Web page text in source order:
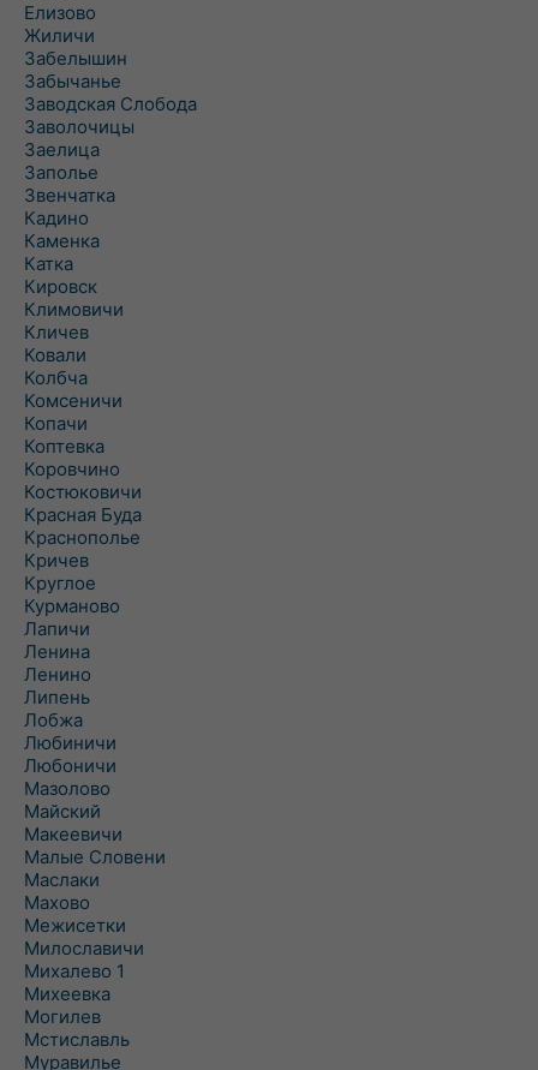
Елизово
Жиличи
Забелышин
Забычанье
Заводская Слобода
Заволочицы
Заелица
Заполье
Звенчатка
Кадино
Каменка
Катка
Кировск
Климовичи
Кличев
Ковали
Колбча
Комсеничи
Копачи
Коптевка
Коровчино
Костюковичи
Красная Буда
Краснополье
Кричев
Круглое
Курманово
Лапичи
Ленина
Ленино
Липень
Лобжа
Любиничи
Любоничи
Мазолово
Майский
Макеевичи
Малые Словени
Маслаки
Махово
Межисетки
Милославичи
Михалево 1
Михеевка
Могилев
Мстиславль
Муравилье